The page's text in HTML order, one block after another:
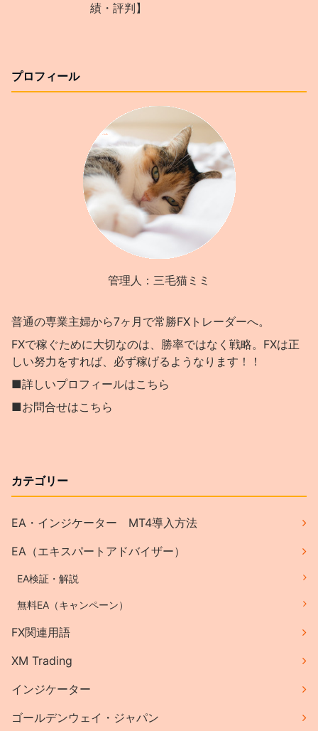
績・評判】
プロフィール
管理人：三毛猫ミミ
普通の専業主婦から7ヶ月で常勝FXトレーダーへ。
FXで稼ぐために大切なのは、勝率ではなく戦略。FXは正
しい努力をすれば、必ず稼げるようなります！！
■詳しいプロフィールはこちら
■お問合せはこちら
カテゴリー
EA・インジケーター MT4導入方法
EA（エキスパートアドバイザー）
EA検証・解説
無料EA（キャンペーン）
FX関連用語
XM Trading
インジケーター
ゴールデンウェイ・ジャパン